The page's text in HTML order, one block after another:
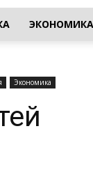
ЭКОНОМИКА
Экономика